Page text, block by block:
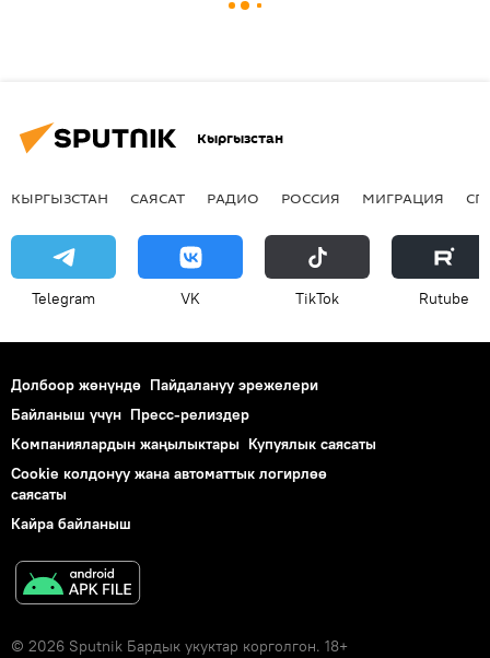
Кыргызстан
КЫРГЫЗСТАН САЯСАТ РАДИО РОССИЯ МИГРАЦИЯ
Telegram VK ТikТоk Rutube
Долбоор жөнүндө Пайдалануу эрежелери
Байланыш үчүн Пресс-релиздер
Компаниялардын жаңылыктары Купуялык саясаты
Cookie колдонуу жана автоматтык логирлөө
саясаты
Кайра байланыш
© 2026 Sputnik Бардык укуктар корголгон. 18+